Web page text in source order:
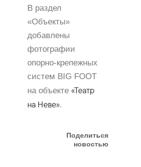
В раздел
«Объекты»
добавлены
фотографии
опорно-крепежных
систем BIG FOOT
на объекте«Театр
на Неве».
Поделиться
новостью